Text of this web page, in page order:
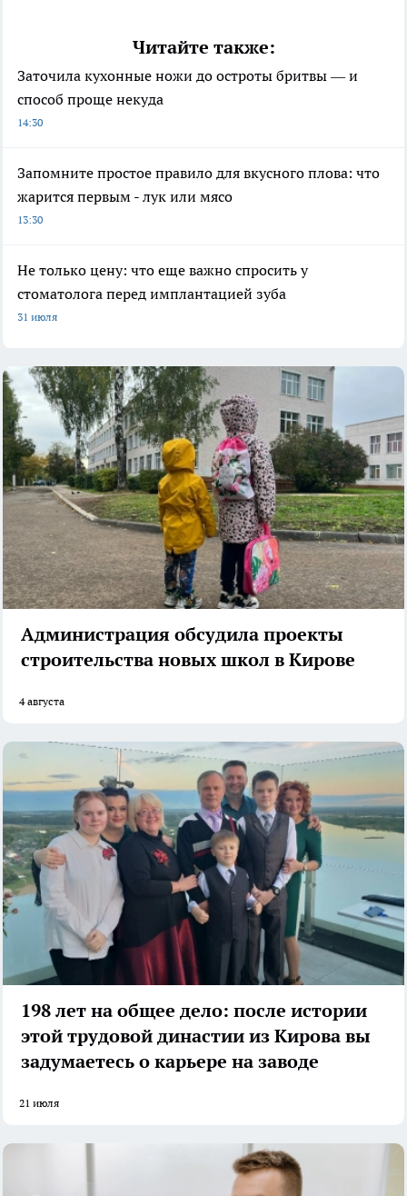
Читайте также:
Заточила кухонные ножи до остроты бритвы — и
способ проще некуда
14:30
Запомните простое правило для вкусного плова: что
жарится первым - лук или мясо
13:30
Не только цену: что еще важно спросить у
стоматолога перед имплантацией зуба
31 июля
Администрация обсудила проекты
строительства новых школ в Кирове
4 августа
198 лет на общее дело: после истории
этой трудовой династии из Кирова вы
задумаетесь о карьере на заводе
21 июля